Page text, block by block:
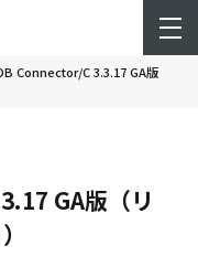
Connector/C 3.3.17 GA版
GA版（リ